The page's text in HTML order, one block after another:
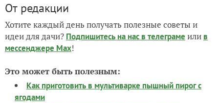
От редакции
Хотите каждый день получать полезные советы и
идеи для дачи? Подпишитесь на нас в телеграме или в
мессенджере Max!
Это может быть полезным:
Как приготовить в мультиварке пышный пирог с
ягодами